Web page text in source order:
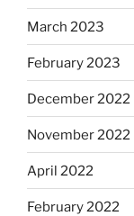
March 2023
February 2023
December 2022
November 2022
April 2022
February 2022